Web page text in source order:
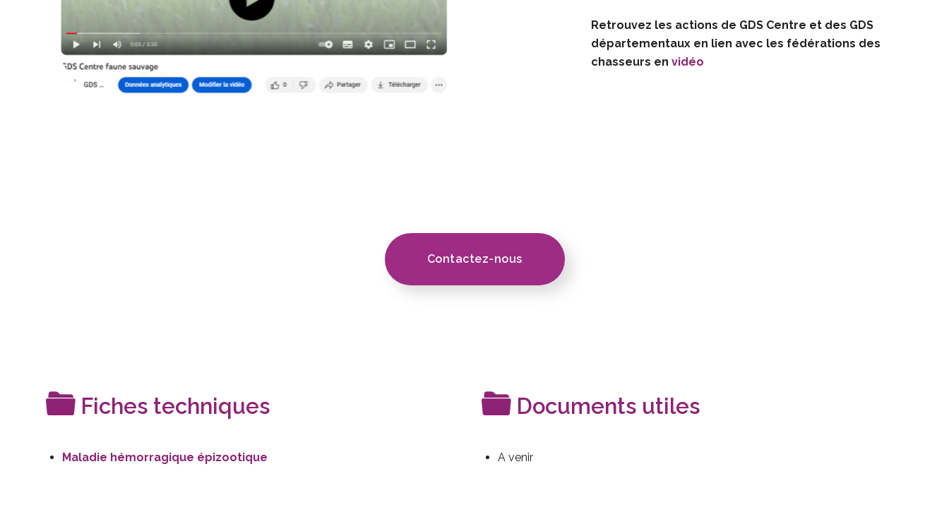
Retrouvez les actions de GDS Centre et des GDS
départementaux en lien avec les fédérations des
chasseurs en vidéo
Contactez-nous
Fiches techniques
Maladie hémorragique épizootique
Documents utiles
A venir